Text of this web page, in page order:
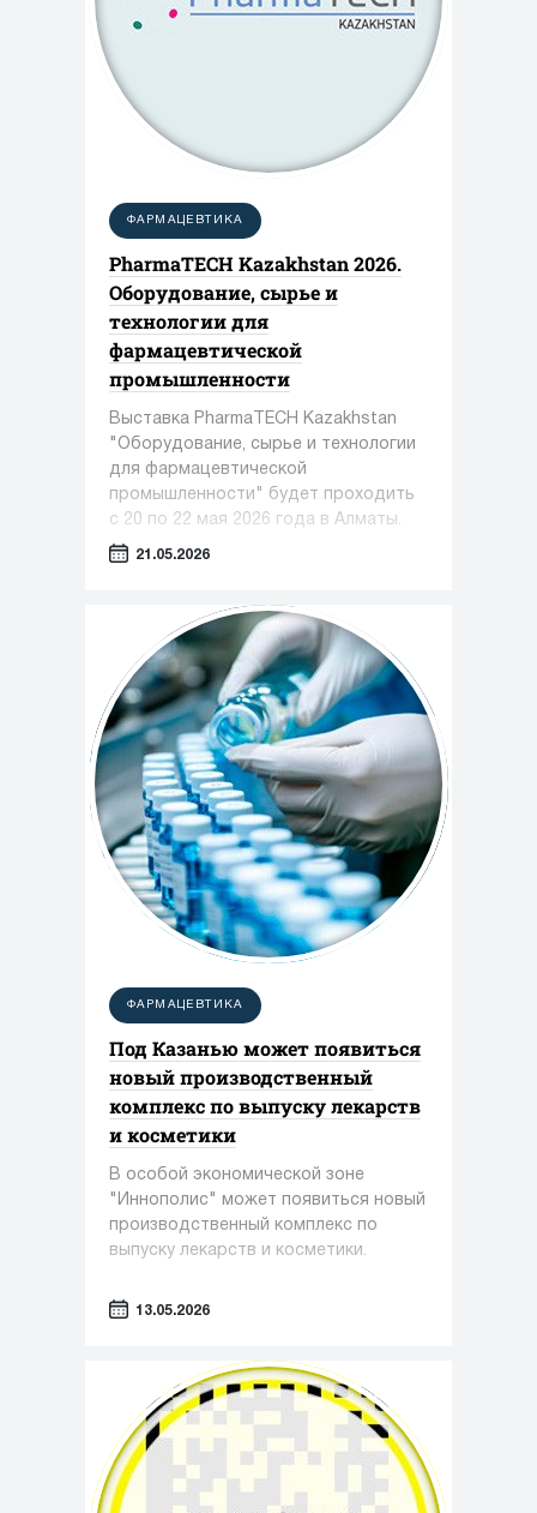
ФАРМАЦЕВТИКА
PharmaTECH Kazakhstan 2026.
Оборудование, сырье и
технологии для
фармацевтической
промышленности
Выставка PharmaTECH Kazakhstan
"Оборудование, сырье и технологии
для фармацевтической
промышленности" будет проходить
с 20 по 22 мая 2026 года в Алматы.
21.05.2026
ФАРМАЦЕВТИКА
Под Казанью может появиться
новый производственный
комплекс по выпуску лекарств
и косметики
В особой экономической зоне
"Иннополис" может появиться новый
производственный комплекс по
выпуску лекарств и косметики.
13.05.2026